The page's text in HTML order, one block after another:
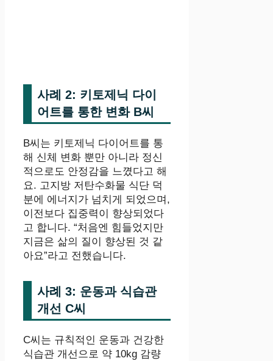
사례 2: 키토제닉 다이
어트를 통한 변화 B씨
B씨는 키토제닉 다이어트를 통
해 신체 변화 뿐만 아니라 정신
적으로도 안정감을 느꼈다고 해
요. 고지방 저탄수화물 식단 덕
분에 에너지가 넘치게 되었으며,
이전보다 집중력이 향상되었다
고 합니다. “처음엔 힘들었지만
지금은 삶의 질이 향상된 것 같
아요”라고 전했습니다.
사례 3: 운동과 식습관
개선 C씨
C씨는 규칙적인 운동과 건강한
식습관 개선으로 약 10kg 감량